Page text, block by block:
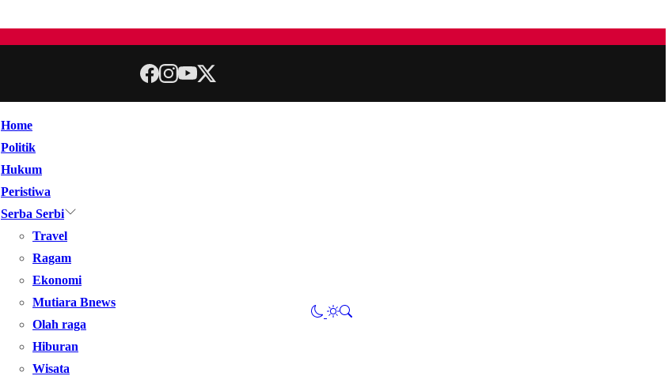
Home
Politik
Hukum
Peristiwa
Serba Serbi
Travel
Ragam
Ekonomi
Mutiara Bnews
Olah raga
Hiburan
Wisata